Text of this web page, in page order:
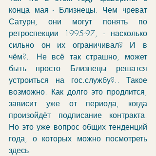
конца мая - Близнецы. Чем чреват
Сатурн, они могут понять по
ретроспекции 1995-97, - насколько
сильно он их ограничивал? И в
чём?.. Не всё так страшно, может
быть просто Близнецы решатся
устроиться на гос.службу?.. Такое
возможно. Как долго это продлится,
зависит уже от периода, когда
произойдёт подписание контракта.
Но это уже вопрос общих тенденций
года, о которых можно посмотреть